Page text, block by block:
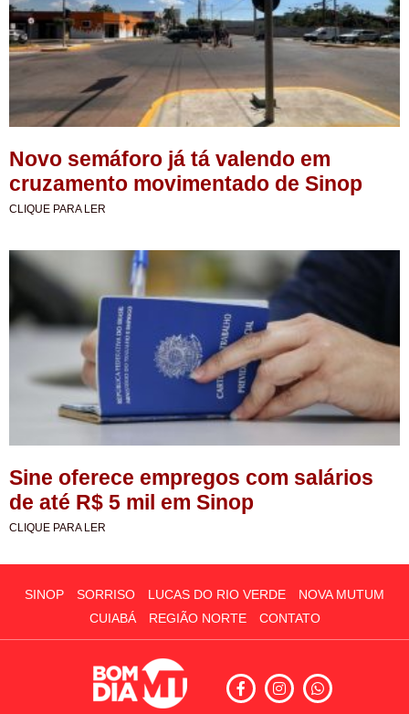
Novo semáforo já tá valendo em
cruzamento movimentado de Sinop
CLIQUE PARA LER
Sine oferece empregos com salários
de até R$ 5 mil em Sinop
CLIQUE PARA LER
SINOP SORRISO LUCAS DO RIO VERDE
NOVA MUTUM
CUIABÁ
REGIÃO NORTE CONTATO